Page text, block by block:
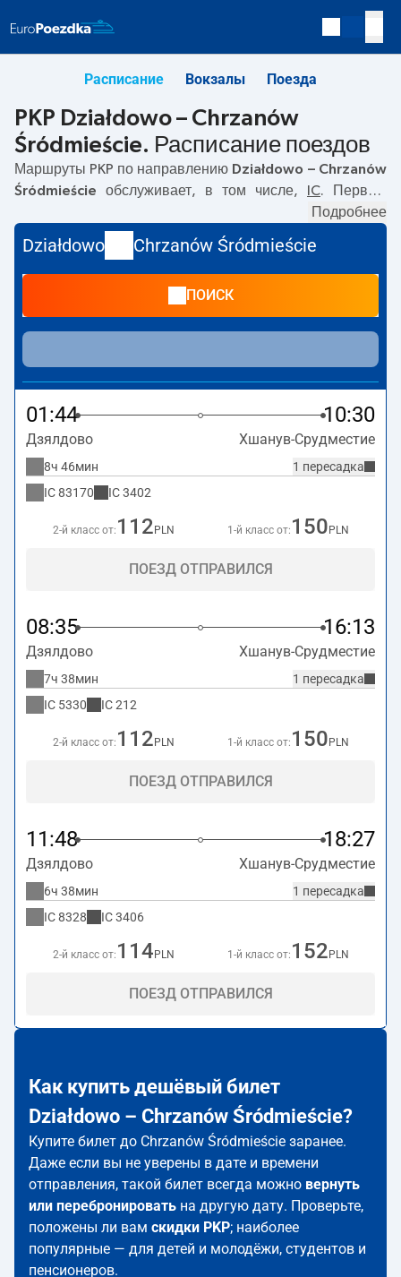
Расписание Вокзалы Поезда
PKP Działdowo – Chrzanów
Śródmieście. Расписание поездов
Маршруты PKP по направлению Działdowo – Chrzanów
Śródmieście обслуживает, в том числе, IC. Первый
с вокзала PKP Działdowo.
Последний поезд до Chrzanów Śródmieście
отправляется в 11:48. По маршрутуDziałdowo
Chrzanów Śródmieścieтакже курсируют другие поезда:
предлагают более низкую цену билета и, как правило,
более долгое время в пути. Поезд заканчивает маршрут
на станции Chrzanów Śródmieście.
Подробнее
Działdowo Chrzanów Śródmieście
ПОИСК
01:44 10:30
Дзялдово Хшанув-Срудместие
1 пересадка
8ч 46мин
IC83170 IC3402
2-й класс от: 112 PLN 1-й класс от: 150 PLN
ПОЕЗД ОТПРАВИЛСЯ
08:35 16:13
Дзялдово Хшанув-Срудместие
1 пересадка
7ч 38мин
IC 5330 IC212
2-й класс от: 112 PLN 1-й класс от: 150 PLN
ПОЕЗД ОТПРАВИЛСЯ
11:48 18:27
Дзялдово Хшанув-Срудместие
1 пересадка
6ч 38мин
IC8328 IC3406
2-й класс от: 114 PLN 1-й класс от: 152 PLN
ПОЕЗД ОТПРАВИЛСЯ
Как купить дешёвый билет
Działdowo – Chrzanów Śródmieście?
Купите билет до Chrzanów Śródmieście заранее.
Даже если вы не уверены в дате и времени
отправления, такой билет всегда можно вернуть
или перебронировать на другую дату. Проверьте,
положены ли вам скидки PKP; наиболее
популярные — для детей и молодёжи, студентов и
пенсионеров.